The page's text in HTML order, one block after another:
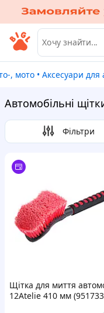
, мото • Аксесуари для
Автомобільні
Фільтри
Щітка для миття
12Atelie 410 мм